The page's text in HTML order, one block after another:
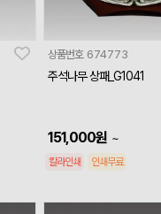
상품번호 674773
주석나무 상패_G1041
151,000원 ~
칼라인쇄 인쇄무료